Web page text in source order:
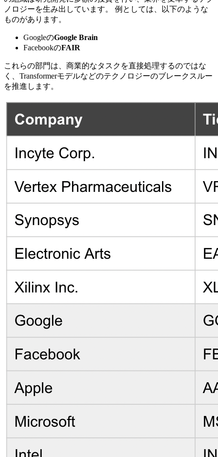
ノロジーを生み出しています。 例としては、以下のような
ものがあります。
GoogleのGoogle Brain
FacebookのFAIR
これらの部門は、商業的なタスクを直接処理するのではな
く、Transformerモデルなどのテクノロジーのブレークスルー
を推進します。